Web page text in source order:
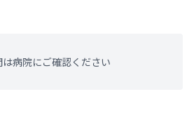
は病院にご確認ください